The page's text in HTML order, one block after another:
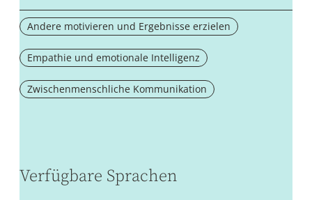
Andere motivieren und Ergebnisse erzielen
Empathie und emotionale Intelligenz
Zwischenmenschliche Kommunikation
Verfügbare Sprachen